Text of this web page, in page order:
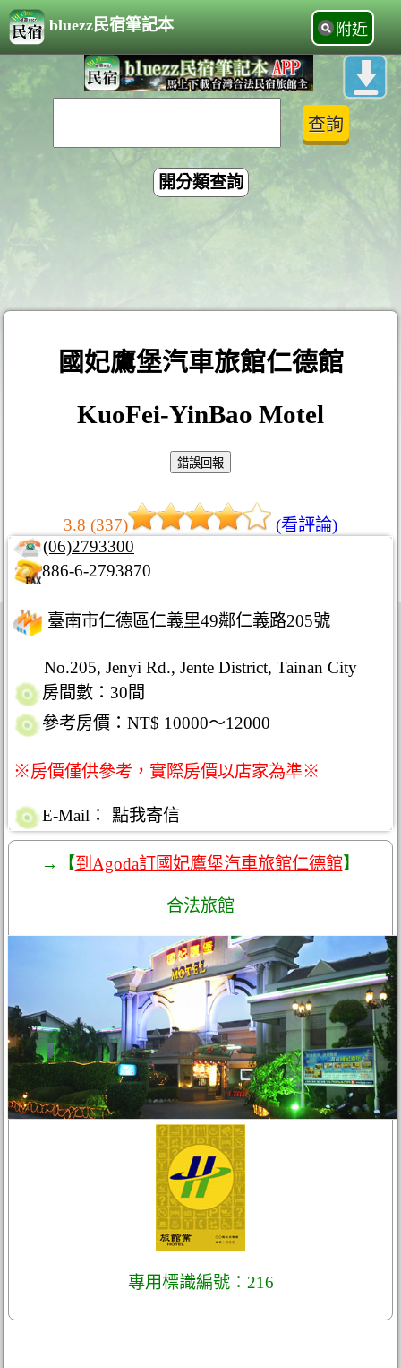
bluezz民宿筆記本 附近
開分類查詢
國妃鷹堡汽車旅館仁德館
KuoFei-YinBao Motel
3.8 (337)
(看評論)
(06)2793300
886-6-2793870
臺南市仁德區仁義里49鄰仁義路205號
No.205, Jenyi Rd., Jente District, Tainan City
房間數：30間
參考房價：NT$ 10000～12000
※房價僅供參考，實際房價以店家為準※
E-Mail： 點我寄信
→【到Agoda訂國妃鷹堡汽車旅館仁德館】
合法旅館
專用標識編號：216